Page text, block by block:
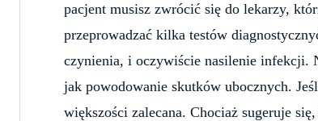
pacjent musisz zwrócić się do lekarzy,
przeprowadzać kilka testów
czynienia, i oczywiście nasilenie infekcji.
jak powodowanie skutków ubocznych.
większości zalecana. Chociaż sugeruje